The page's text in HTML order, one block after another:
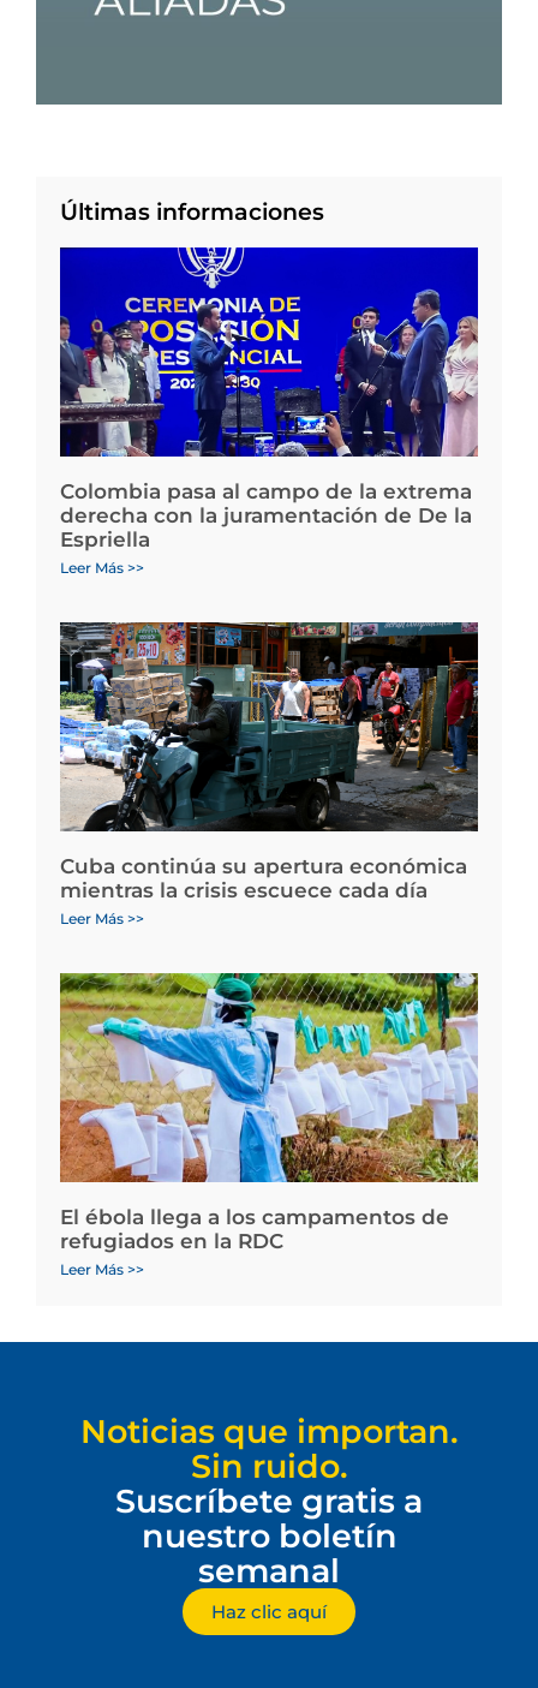
Últimas informaciones
Colombia pasa al campo de la extrema
derecha con la juramentación de De la
Espriella
Leer Más >>
Cuba continúa su apertura económica
mientras la crisis escuece cada día
Leer Más >>
El ébola llega a los campamentos de
refugiados en la RDC
Leer Más >>
Noticias que importan.
Sin ruido.
Suscríbete gratis a
nuestro boletín
semanal
Haz clic aquí